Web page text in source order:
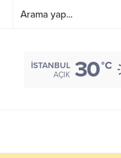
İSTANBUL
AÇIK 30°C